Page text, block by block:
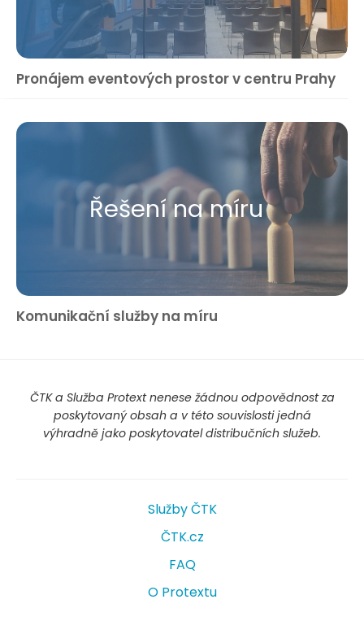
Pronájem eventových prostor v centru Prahy
Řešení na míru
Komunikační služby na míru
ČTK a Služba Protext nenese žádnou odpovědnost za
poskytovaný obsah a v této souvislosti jedná
výhradně jako poskytovatel distribučních služeb.
Služby ČTK
ČTK.cz
FAQ
O Protextu